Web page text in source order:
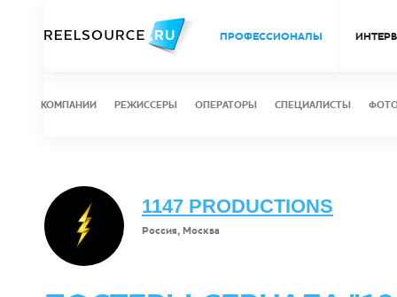
ПРОФЕССИОНАЛЫ
КОМПАНИИ РЕЖИССЕРЫ ОПЕРАТОРЫ СПЕЦИАЛИСТЫ
1147 PRODUCTIONS
Россия, Москва